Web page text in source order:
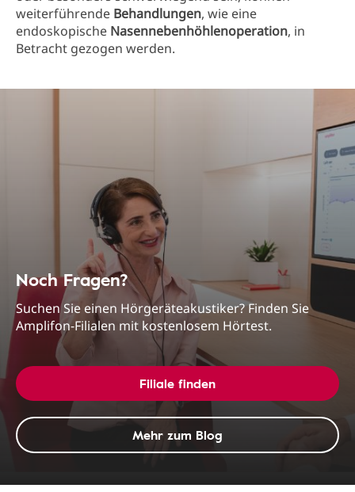
weiterführende Behandlungen, wie eine
endoskopische Nasennebenhöhlenoperation, in
Betracht gezogen werden.
Noch Fragen?
Suchen Sie einen Hörgeräteakustiker? Finden Sie
Amplifon-Filialen mit kostenlosem Hörtest.
Filiale finden
Mehr zum Blog